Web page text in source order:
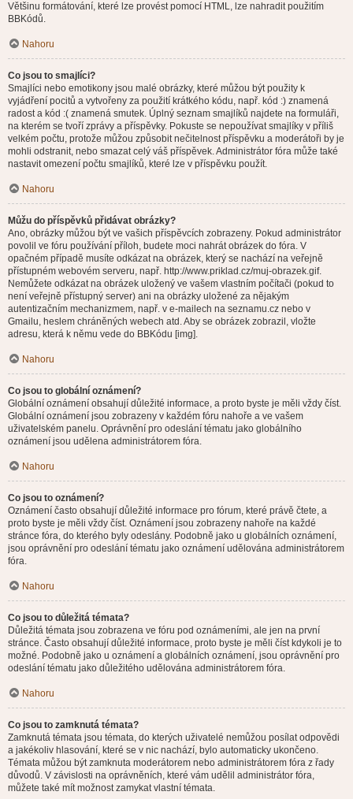
Většinu formátování, které lze provést pomocí HTML, lze nahradit použitím
BBKódů.
Nahoru
Co jsou to smajlíci?
Smajlíci nebo emotikony jsou malé obrázky, které můžou být použity k
vyjádření pocitů a vytvořeny za použití krátkého kódu, např. kód :) znamená
radost a kód :( znamená smutek. Úplný seznam smajlíků najdete na formuláři,
na kterém se tvoří zprávy a příspěvky. Pokuste se nepoužívat smajlíky v příliš
velkém počtu, protože můžou způsobit nečitelnost příspěvku a moderátoři by je
mohli odstranit, nebo smazat celý váš příspěvek. Administrátor fóra může také
nastavit omezení počtu smajlíků, které lze v příspěvku použít.
Nahoru
Můžu do příspěvků přidávat obrázky?
Ano, obrázky můžou být ve vašich příspěvcích zobrazeny. Pokud administrátor
povolil ve fóru používání příloh, budete moci nahrát obrázek do fóra. V
opačném případě musíte odkázat na obrázek, který se nachází na veřejně
přístupném webovém serveru, např. http://www.priklad.cz/muj-obrazek.gif.
Nemůžete odkázat na obrázek uložený ve vašem vlastním počítači (pokud to
není veřejně přístupný server) ani na obrázky uložené za nějakým
autentizačním mechanizmem, např. v e-mailech na seznamu.cz nebo v
Gmailu, heslem chráněných webech atd. Aby se obrázek zobrazil, vložte
adresu, která k němu vede do BBKódu [img].
Nahoru
Co jsou to globální oznámení?
Globální oznámení obsahují důležité informace, a proto byste je měli vždy číst.
Globální oznámení jsou zobrazeny v každém fóru nahoře a ve vašem
uživatelském panelu. Oprávnění pro odeslání tématu jako globálního
oznámení jsou udělena administrátorem fóra.
Nahoru
Co jsou to oznámení?
Oznámení často obsahují důležité informace pro fórum, které právě čtete, a
proto byste je měli vždy číst. Oznámení jsou zobrazeny nahoře na každé
stránce fóra, do kterého byly odeslány. Podobně jako u globálních oznámení,
jsou oprávnění pro odeslání tématu jako oznámení udělována administrátorem
fóra.
Nahoru
Co jsou to důležitá témata?
Důležitá témata jsou zobrazena ve fóru pod oznámeními, ale jen na první
stránce. Často obsahují důležité informace, proto byste je měli číst kdykoli je to
možné. Podobně jako u oznámení a globálních oznámení, jsou oprávnění pro
odeslání tématu jako důležitého udělována administrátorem fóra.
Nahoru
Co jsou to zamknutá témata?
Zamknutá témata jsou témata, do kterých uživatelé nemůžou posílat odpovědi
a jakékoliv hlasování, které se v nic nachází, bylo automaticky ukončeno.
Témata můžou být zamknuta moderátorem nebo administrátorem fóra z řady
důvodů. V závislosti na oprávněních, které vám udělil administrátor fóra,
můžete také mít možnost zamykat vlastní témata.